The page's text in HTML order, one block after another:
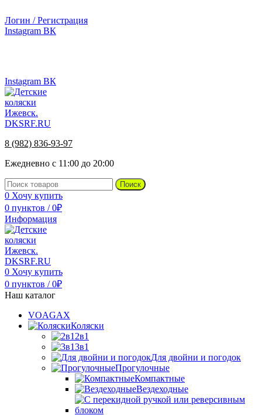
Логин / Регистрация
Instagram ВК
Instagram ВК
8 (982) 836-93-97
Ежедневно с 11:00 до 20:00
Поиск
0 Хочу купить
0 пунктов / 0₽
Информация
0 Хочу купить
0 пунктов / 0₽
Наш каталог
VOAGAX
Коляски
2в1
3в1
Для двойни и погодок
Прогулочные
Компактные
Вездеходные